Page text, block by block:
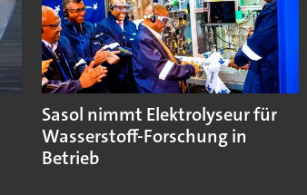
Sasol nimmt Elektrolyseur für
Wasserstoff-Forschung in
Betrieb